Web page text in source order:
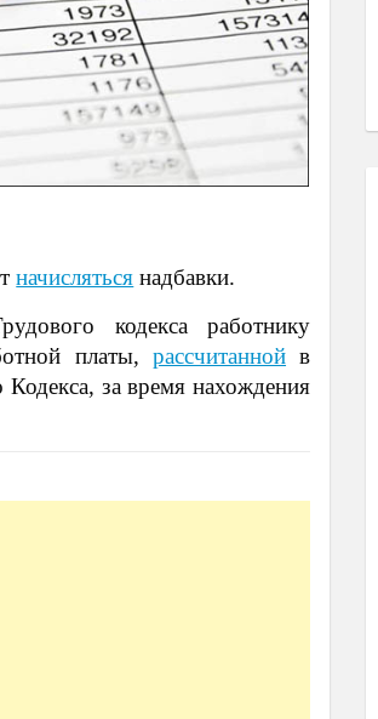
начисляться надбавки.
кодекса работнику
платы,рассчитанной в
за время нахождения